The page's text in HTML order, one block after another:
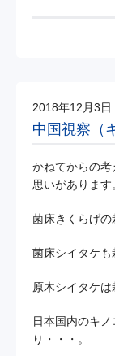
2018年12月3日
中国視察（
かねてからの考
思いがあります
菌床きくらげの
菌床シイタケも
原木シイタケは
日本国内のキ
り・・・。